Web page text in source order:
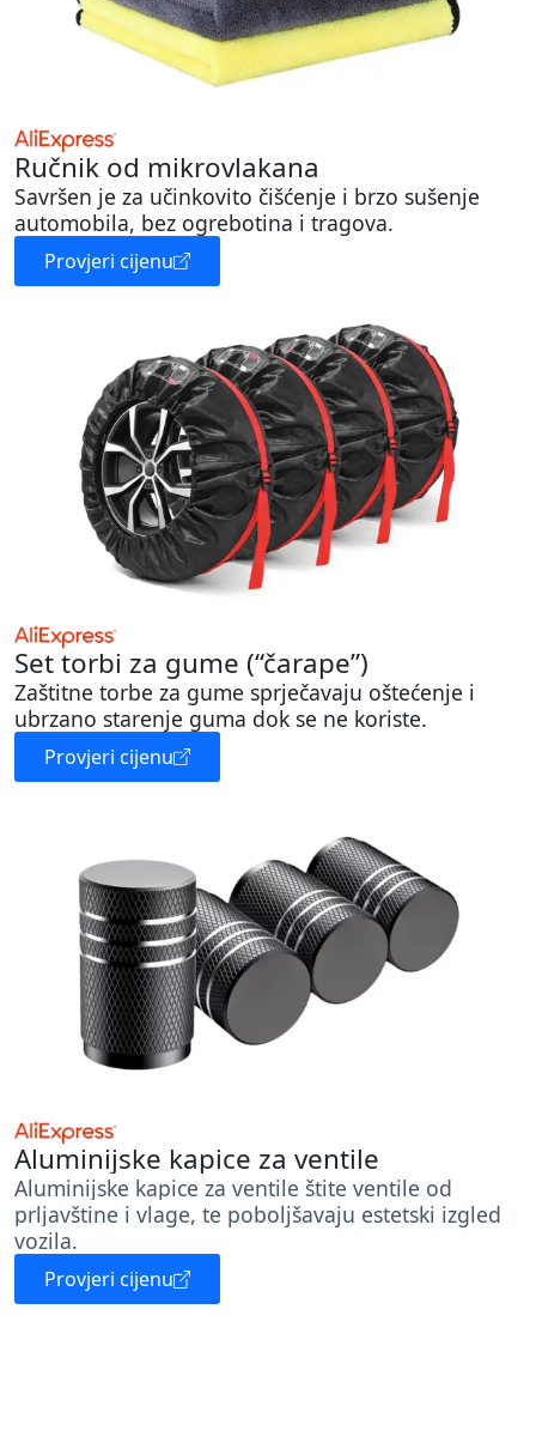
Ručnik od mikrovlakana
Savršen je za učinkovito čišćenje i brzo sušenje
automobila, bez ogrebotina i tragova.
Provjeri cijenu
Set torbi za gume (“čarape”)
Zaštitne torbe za gume sprječavaju oštećenje i
ubrzano starenje guma dok se ne koriste.
Provjeri cijenu
Aluminijske kapice za ventile
Aluminijske kapice za ventile štite ventile od
prljavštine i vlage, te poboljšavaju estetski izgled
vozila.
Provjeri cijenu